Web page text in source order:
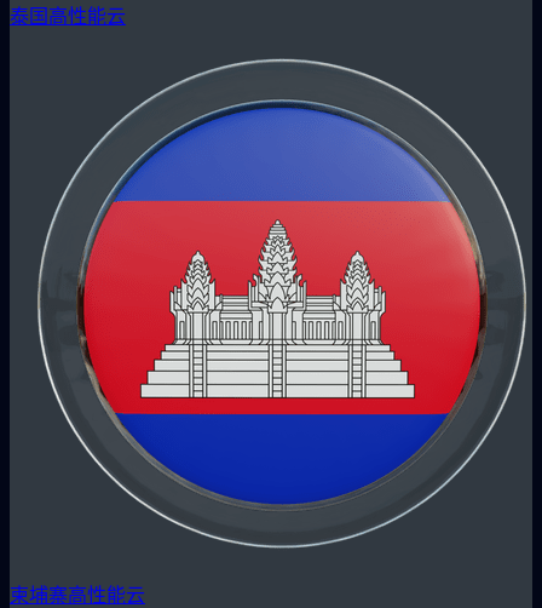
泰国高性能云
柬埔寨高性能云